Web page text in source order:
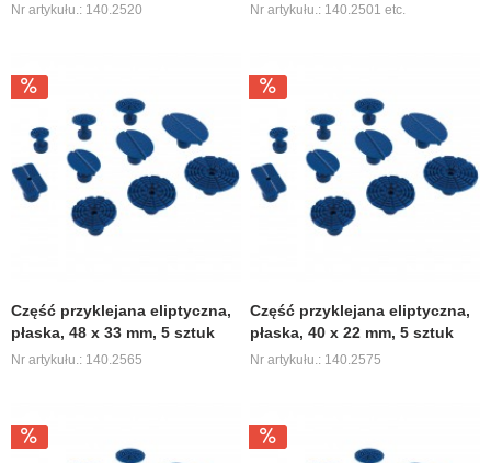
Nr artykułu.: 140.2520 Nr artykułu.: 140.2501 etc.
Część przyklejana eliptyczna,
płaska, 48 x 33 mm, 5 sztuk
Nr artykułu.: 140.2565
Część przyklejana eliptyczna,
płaska, 40 x 22 mm, 5 sztuk
Nr artykułu.: 140.2575